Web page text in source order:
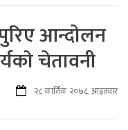
आन्दाेलन
चेतावनी
२८ कार्तिक २०७८, आइतवार